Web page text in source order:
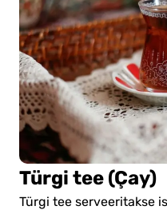
Türgi tee (Çay)
Türgi tee serveeritakse